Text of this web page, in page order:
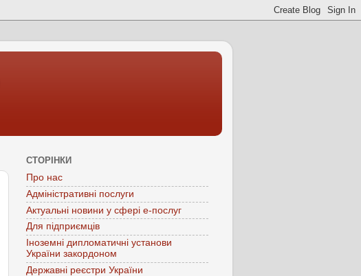
СТОРІНКИ
Про нас
Адміністративні послуги
Актуальні новини у сфері е-послуг
Для підприємців
Іноземні дипломатичні установи
України закордоном
Державні реєстри України